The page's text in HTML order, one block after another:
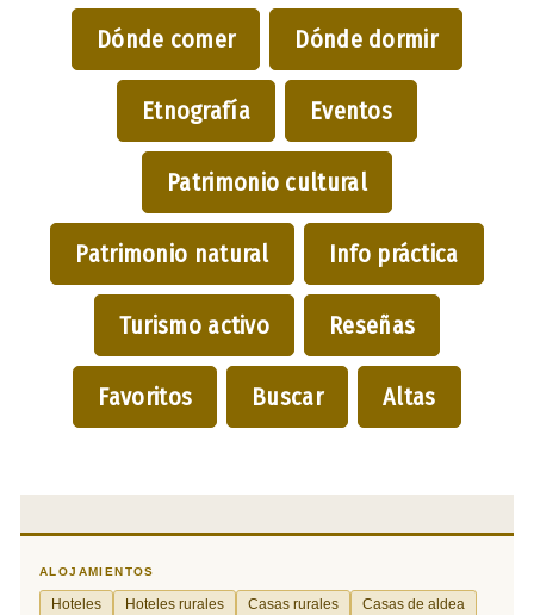
Dónde comer Dónde dormir
Etnografía Eventos
Patrimonio cultural
Patrimonio natural Info práctica
Turismo activo Reseñas
Favoritos Buscar Altas